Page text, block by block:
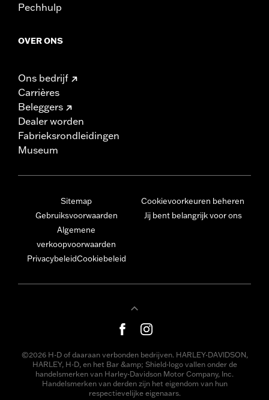
Pechhulp
OVER ONS
Ons bedrijf
Carrières
Beleggers
Dealer worden
Fabrieksrondleidingen
Museum
Sitemap
Gebruiksvoorwaarden
Algemene
verkoopvoorwaarden
PrivacybeleidCookiebeleid
Cookievoorkeuren beheren
Jij bent belangrijk voor ons
©2026 H-D of daaraan verbonden bedrijven. HARLEY-DAVIDSON,
HARLEY, H-D, en het Bar &amp; Shield-logo vallen onder de
handelsmerken van Harley-Davidson Motor Company, Inc.
Handelsmerken van derden zijn het eigendom van hun
respectievelijke eigenaars.